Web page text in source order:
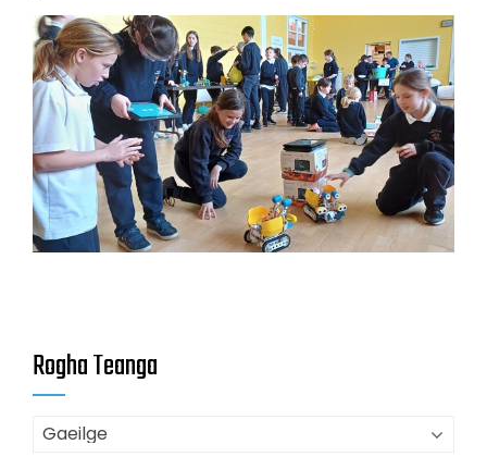
Rogha Teanga